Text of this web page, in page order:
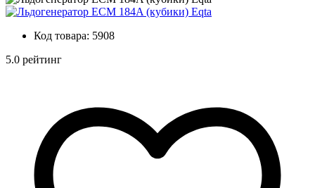
Код товара: 5908
5.0 рейтинг